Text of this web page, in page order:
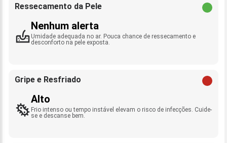
Ressecamento da Pele
Nenhum alerta
Umidade adequada no ar. Pouca chance de ressecamento e
desconforto na pele exposta.
Gripe e Resfriado
Alto
Frio intenso ou tempo instável elevam o risco de infecções. Cuide-
se e descanse bem.